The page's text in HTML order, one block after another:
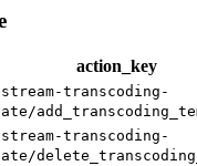
action_key
transcoding-
transcoding-